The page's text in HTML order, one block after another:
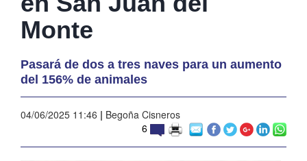
Monte
Pasará de dos a tres naves para un aumento
del 156% de animales
04/06/2025 11:46 | Begoña Cisneros
6